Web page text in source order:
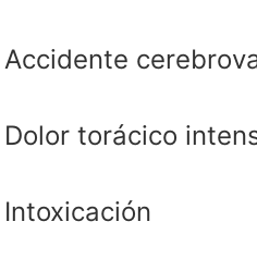
Accidente
Dolor torácico
Intoxicación